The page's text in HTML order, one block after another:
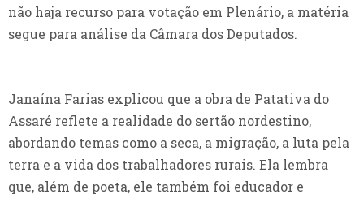
não haja recurso para votação em Plenário, a matéria
segue para análise da Câmara dos Deputados.
Janaína Farias explicou que a obra de Patativa do
Assaré reflete a realidade do sertão nordestino,
abordando temas como a seca, a migração, a luta pela
terra e a vida dos trabalhadores rurais. Ela lembra
que, além de poeta, ele também foi educador e